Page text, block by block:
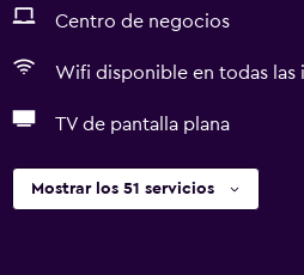
Centro de negocios
Wifi disponible en todas las
TV de pantalla plana
Mostrar los 51 servicios